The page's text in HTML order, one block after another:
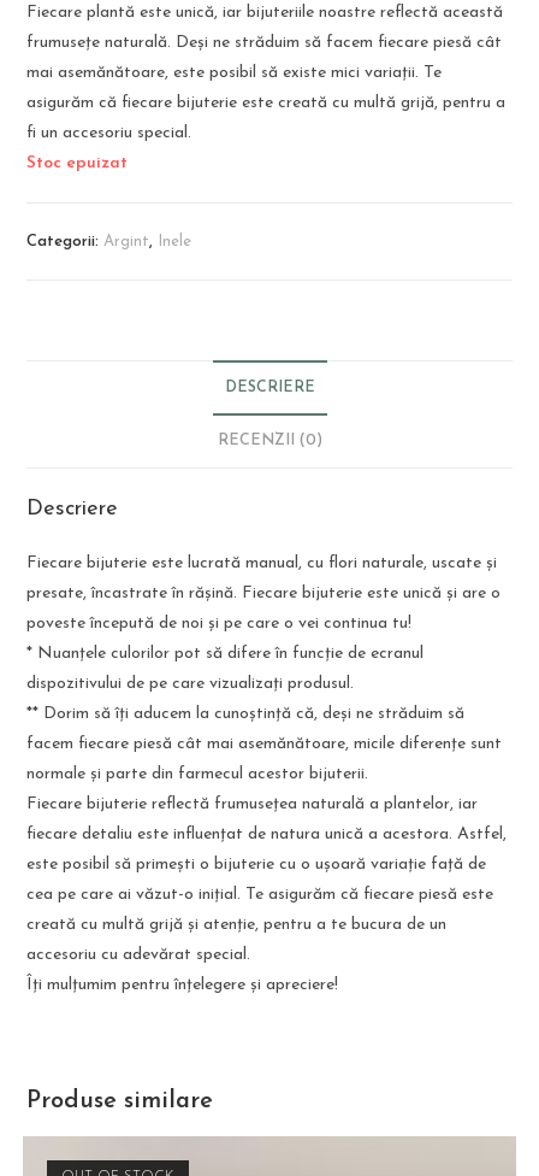
Fiecare plantă este unică, iar bijuteriile noastre reflectă această
frumusețe naturală. Deși ne străduim să facem fiecare piesă cât
mai asemănătoare, este posibil să existe mici variații. Te
asigurăm că fiecare bijuterie este creată cu multă grijă, pentru a
fi un accesoriu special.
Stoc epuizat
Categorii:Argint, Inele
DESCRIERE
RECENZII (0)
Descriere
Fiecare bijuterie este lucrată manual, cu flori naturale, uscate și
presate, încastrate în rășină. Fiecare bijuterie este unică și are o
poveste începută de noi și pe care o vei continua tu!
* Nuanțele culorilor pot să difere în funcție de ecranul
dispozitivului de pe care vizualizați produsul.
** Dorim să îți aducem la cunoștință că, deși ne străduim să
facem fiecare piesă cât mai asemănătoare, micile diferențe sunt
normale și parte din farmecul acestor bijuterii.
Fiecare bijuterie reflectă frumusețea naturală a plantelor, iar
fiecare detaliu este influențat de natura unică a acestora. Astfel,
este posibil să primești o bijuterie cu o ușoară variație față de
cea pe care ai văzut-o inițial. Te asigurăm că fiecare piesă este
creată cu multă grijă și atenție, pentru a te bucura de un
accesoriu cu adevărat special.
Îți mulțumim pentru înțelegere și apreciere!
Produse similare